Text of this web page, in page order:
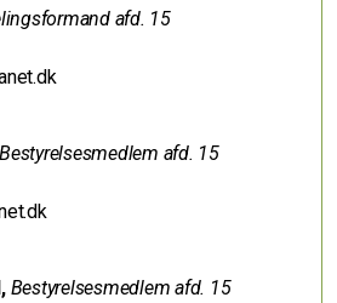
afd. 15
Bestyrelsesmedlem afd. 15
Bestyrelsesmedlem afd. 15